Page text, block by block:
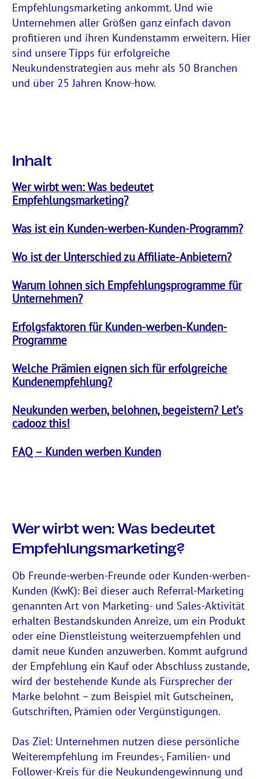
Empfehlungsmarketing ankommt. Und wie
Unternehmen aller Größen ganz einfach davon
profitieren und ihren Kundenstamm erweitern. Hier
sind unsere Tipps für erfolgreiche
Neukundenstrategien aus mehr als 50 Branchen
und über 25 Jahren Know-how.
Inhalt
Wer wirbt wen: Was bedeutet
Empfehlungsmarketing?
Was ist ein Kunden-werben-Kunden-Programm?
Wo ist der Unterschied zu Affiliate-Anbietern?
Warum lohnen sich Empfehlungsprogramme für
Unternehmen?
Erfolgsfaktoren für Kunden-werben-Kunden-
Programme
Welche Prämien eignen sich für erfolgreiche
Kundenempfehlung?
Neukunden werben, belohnen, begeistern? Let’s
cadooz this!
FAQ – Kunden werben Kunden
Wer wirbt wen: Was bedeutet
Empfehlungsmarketing?
Ob Freunde-werben-Freunde oder Kunden-werben-
Kunden (KwK): Bei dieser auch Referral-Marketing
genannten Art von Marketing- und Sales-Aktivität
erhalten Bestandskunden Anreize, um ein Produkt
oder eine Dienstleistung weiterzuempfehlen und
damit neue Kunden anzuwerben. Kommt aufgrund
der Empfehlung ein Kauf oder Abschluss zustande,
wird der bestehende Kunde als Fürsprecher der
Marke belohnt – zum Beispiel mit Gutscheinen,
Gutschriften, Prämien oder Vergünstigungen.
Das Ziel: Unternehmen nutzen diese persönliche
Weiterempfehlung im Freundes-, Familien- und
Follower-Kreis für die Neukundengewinnung und